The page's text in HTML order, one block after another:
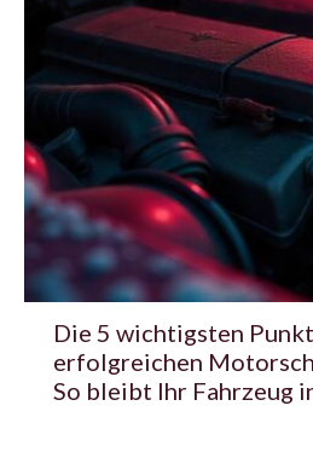
Die 5 wichtigsten
erfolgreichen
So bleibt Ihr Fahrzeug